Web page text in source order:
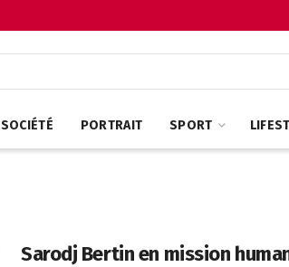
SOCIÉTÉ PORTRAIT SPORT
Sarodj Bertin en mission